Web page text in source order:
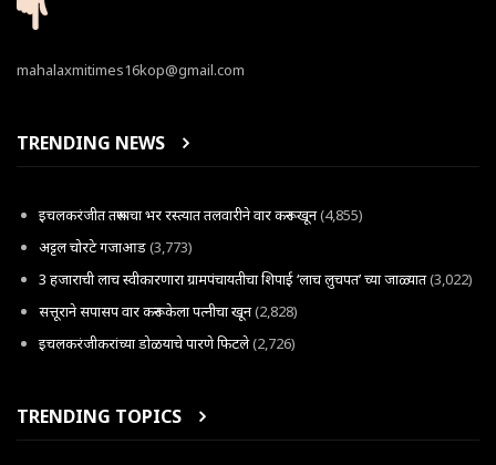
mahalaxmitimes16kop@gmail.com
TRENDING NEWS
इचलकरंजीत तरूणाचा भर रस्त्यात तलवारीने वार करून खून(4,855)
अट्टल चोरटे गजाआड(3,773)
3 हजाराची लाच स्वीकारणारा ग्रामपंचायतीचा शिपाई ‘लाच लुचपत’ च्या जाळ्यात(3,022)
सत्तूराने सपासप वार करून केला पत्नीचा खून(2,828)
इचलकरंजीकरांच्या डोळयाचे पारणे फिटले(2,726)
TRENDING TOPICS